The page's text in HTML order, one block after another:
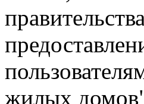
жилых